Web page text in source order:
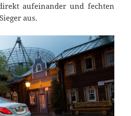
aufeinander und fechten
aus.